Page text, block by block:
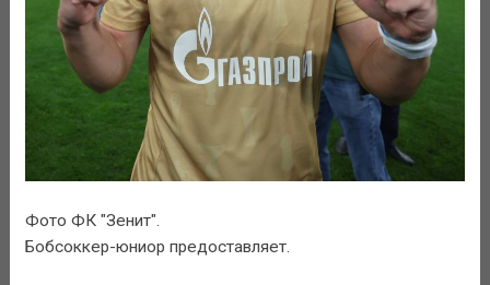
Фото ФК "Зенит".
Бобсоккер-юниор предоставляет.